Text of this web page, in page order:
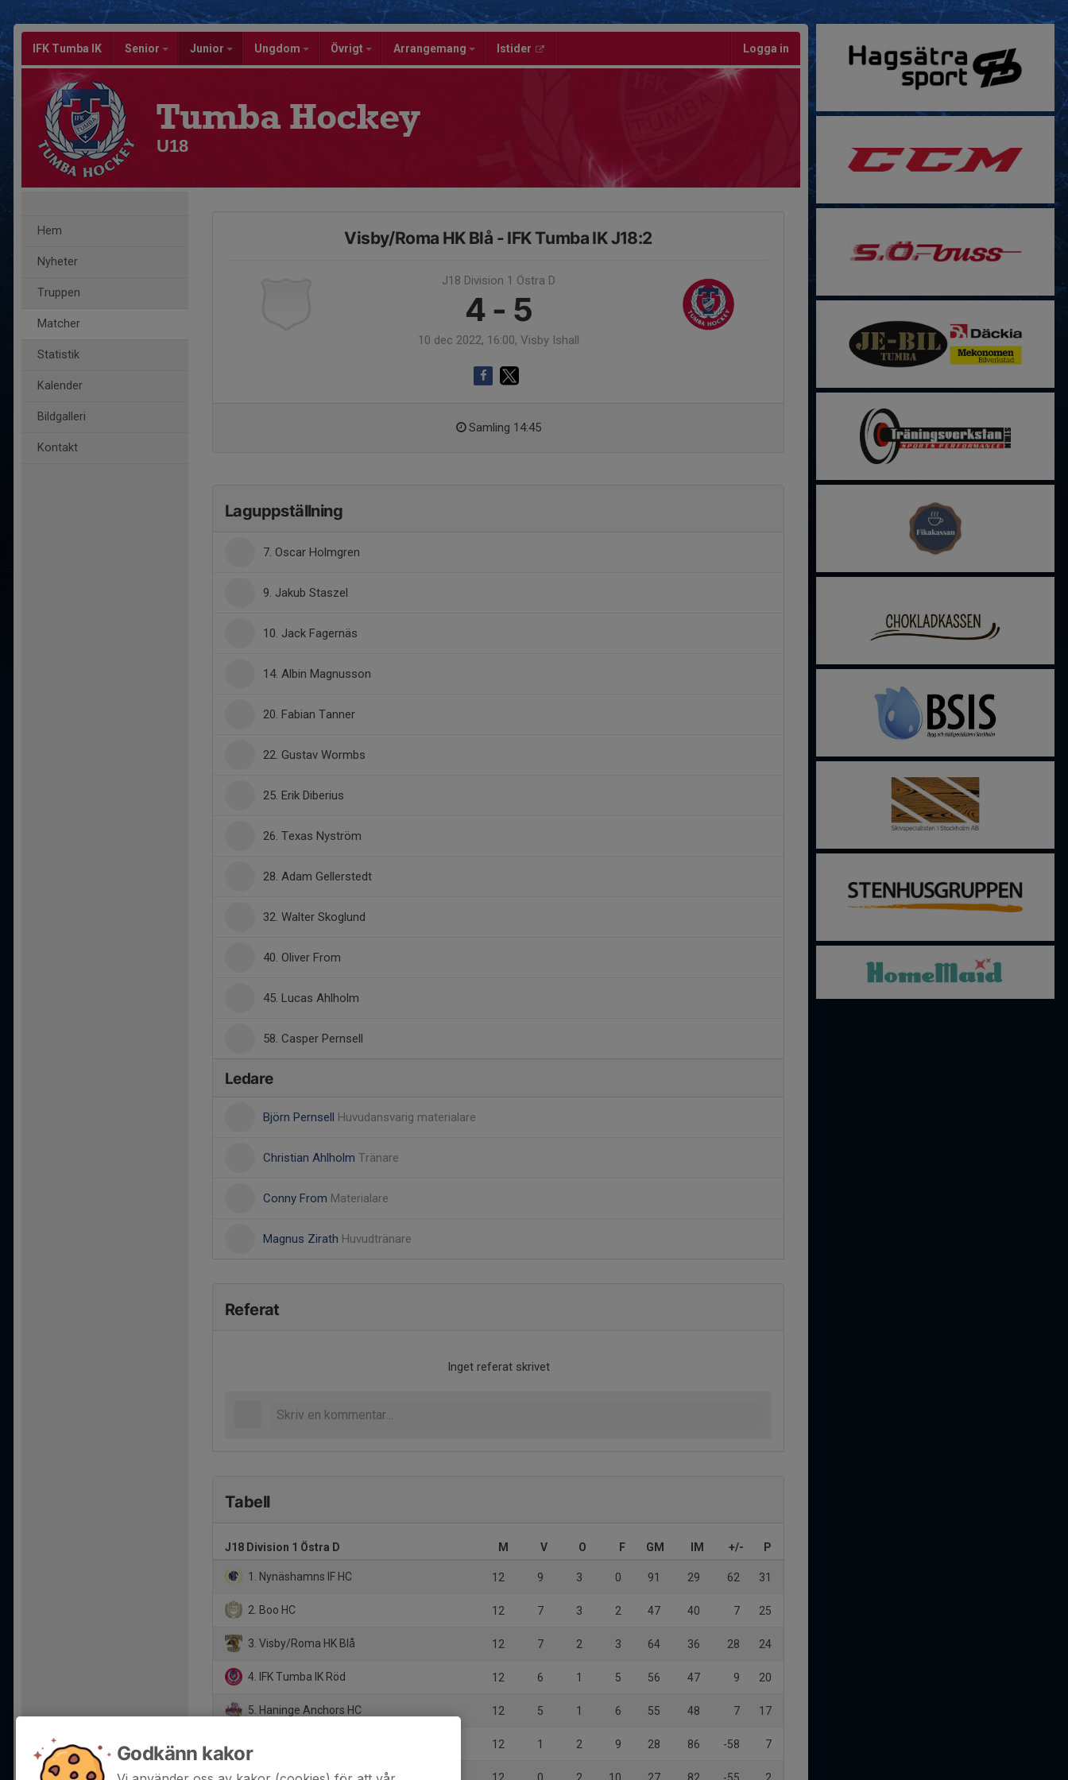
IFK Tumba IK Senior Junior Ungdom Övrigt Arrangemang Istider Logga in
Tumba Hockey
U18
Hem
Nyheter
Truppen
Matcher
Statistik
Kalender
Bildgalleri
Kontakt
Visby/Roma HK Blå - IFK Tumba IK J18:2
J18 Division 1 Östra D
4 - 5
10 dec 2022, 16:00, Visby Ishall
Samling 14:45
Laguppställning
7. Oscar Holmgren
9. Jakub Staszel
10. Jack Fagernäs
14. Albin Magnusson
20. Fabian Tanner
22. Gustav Wormbs
25. Erik Diberius
26. Texas Nyström
28. Adam Gellerstedt
32. Walter Skoglund
40. Oliver From
45. Lucas Ahlholm
58. Casper Pernsell
Ledare
Björn Pernsell Huvudansvarig materialare
Christian Ahlholm Tränare
Conny From Materialare
Magnus Zirath Huvudtränare
Referat
Inget referat skrivet
Tabell
J18 Division 1 Östra D M V O F GM IM +/- P
1. Nynäshamns IF HC 12 9 3 0 91 29 62 31
2. Boo HC 12 7 3 2 47 40 7 25
3. Visby/Roma HK Blå 12 7 2 3 64 36 28 24
4. IFK Tumba IK Röd 12 6 1 5 56 47 9 20
5. Haninge Anchors HC 12 5 1 6 55 48 7 17
12 1 2 9 28 86 -58 7
7. Brödernas Hockey
Godkänn kakor